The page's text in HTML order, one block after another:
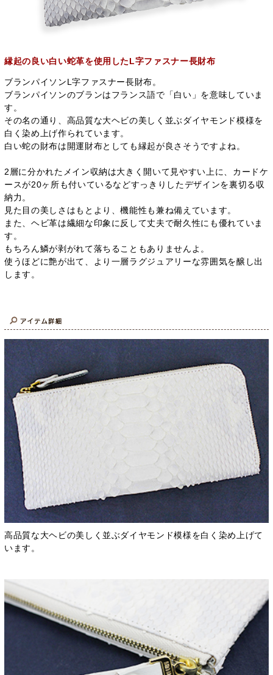
縁起の良い白い蛇革を使用したL字ファスナー長財布
ブランパイソンL字ファスナー長財布。
ブランパイソンのブランはフランス語で「白い」を意味していま
す。
その名の通り、高品質な大ヘビの美しく並ぶダイヤモンド模様を
白く染め上げ作られています。
白い蛇の財布は開運財布としても縁起が良さそうですよね。
2層に分かれたメイン収納は大きく開いて見やすい上に、カードケ
ースが20ヶ所も付いているなどすっきりしたデザインを裏切る収
納力。
見た目の美しさはもとより、機能性も兼ね備えています。
また、ヘビ革は繊細な印象に反して丈夫で耐久性にも優れていま
す。
もちろん鱗が剥がれて落ちることもありませんよ。
使うほどに艶が出て、より一層ラグジュアリーな雰囲気を醸し出
します。
高品質な大ヘビの美しく並ぶダイヤモンド模様を白く染め上げて
います。